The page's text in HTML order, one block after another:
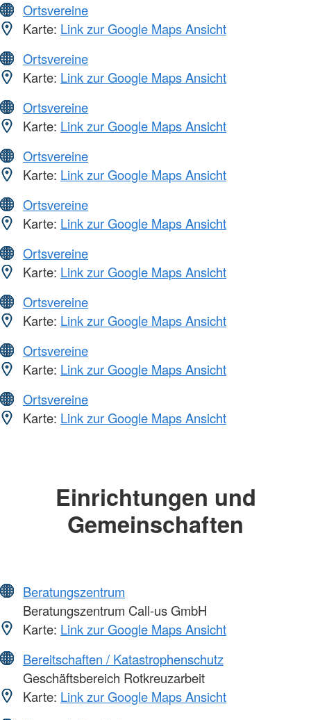
Ortsvereine
Karte: Link zur Google Maps Ansicht
Ortsvereine
Karte: Link zur Google Maps Ansicht
Ortsvereine
Karte: Link zur Google Maps Ansicht
Ortsvereine
Karte: Link zur Google Maps Ansicht
Ortsvereine
Karte: Link zur Google Maps Ansicht
Ortsvereine
Karte: Link zur Google Maps Ansicht
Ortsvereine
Karte: Link zur Google Maps Ansicht
Ortsvereine
Karte: Link zur Google Maps Ansicht
Ortsvereine
Karte: Link zur Google Maps Ansicht
Einrichtungen und
Gemeinschaften
Beratungszentrum
Beratungszentrum Call-us GmbH
Karte: Link zur Google Maps Ansicht
Bereitschaften / Katastrophenschutz
Geschäftsbereich Rotkreuzarbeit
Karte: Link zur Google Maps Ansicht